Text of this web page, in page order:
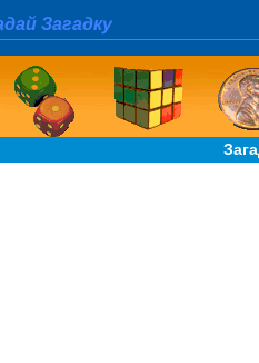
Загадку